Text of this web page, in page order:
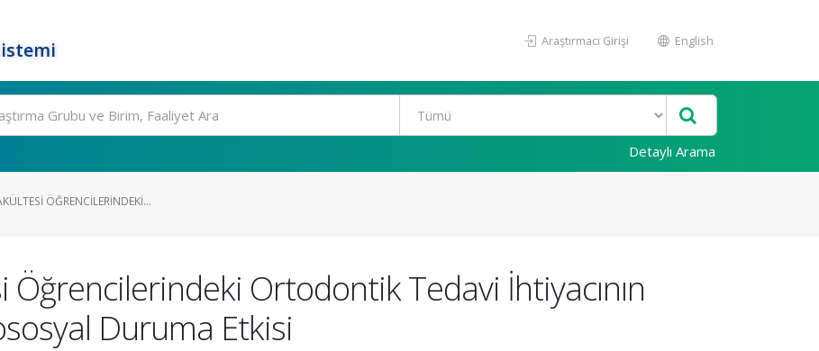
Araştırmacı Girişi English
Detaylı Arama
ÖĞRENCILERINDEKI...
Ortodontik Tedavi İhtiyacının
Duruma Etkisi